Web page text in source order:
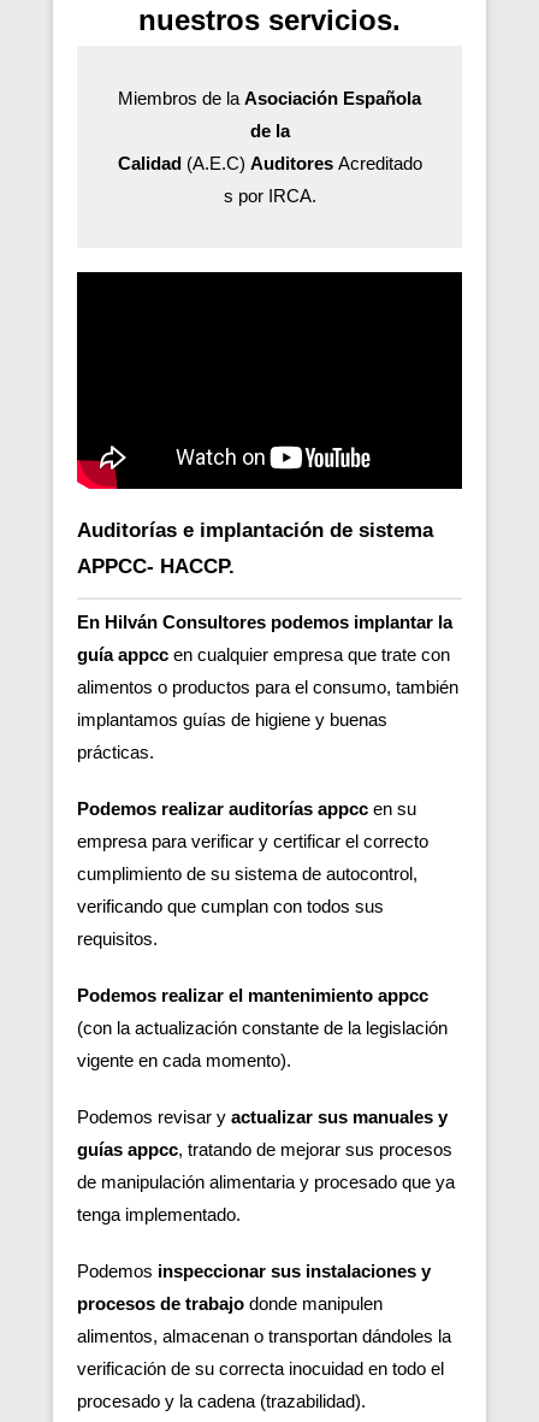
nuestros servicios.
Miembros de la Asociación Española
de la
Calidad(A.E.C) AuditoresAcreditado
s por IRCA.
Auditorías e implantación de sistema
APPCC- HACCP.
En Hilván Consultores podemos implantar la
guía appcc en cualquier empresa que trate con
alimentos o productos para el consumo, también
implantamos guías de higiene y buenas
prácticas.
Podemos realizar auditorías appcc en su
empresa para verificar y certificar el correcto
cumplimiento de su sistema de autocontrol,
verificando que cumplan con todos sus
requisitos.
Podemos realizar el mantenimiento appcc
(con la actualización constante de la legislación
vigente en cada momento).
Podemos revisar y actualizar sus manuales y
guías appcc, tratando de mejorar sus procesos
de manipulación alimentaria y procesado que ya
tenga implementado.
Podemos inspeccionar sus instalaciones y
procesos de trabajo donde manipulen
alimentos, almacenan o transportan dándoles la
verificación de su correcta inocuidad en todo el
procesado y la cadena (trazabilidad).